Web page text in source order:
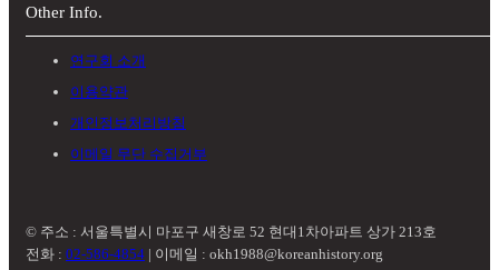
© 주소 : 서울특별시 마포구 새창로 52 현대1차아파트 상가 213호
전화 : 02-586-4854 | 이메일 : okh1988@koreanhistory.org
Other Info.
연구회 소개
이용약관
개인정보처리방침
이메일 무단 수집거부